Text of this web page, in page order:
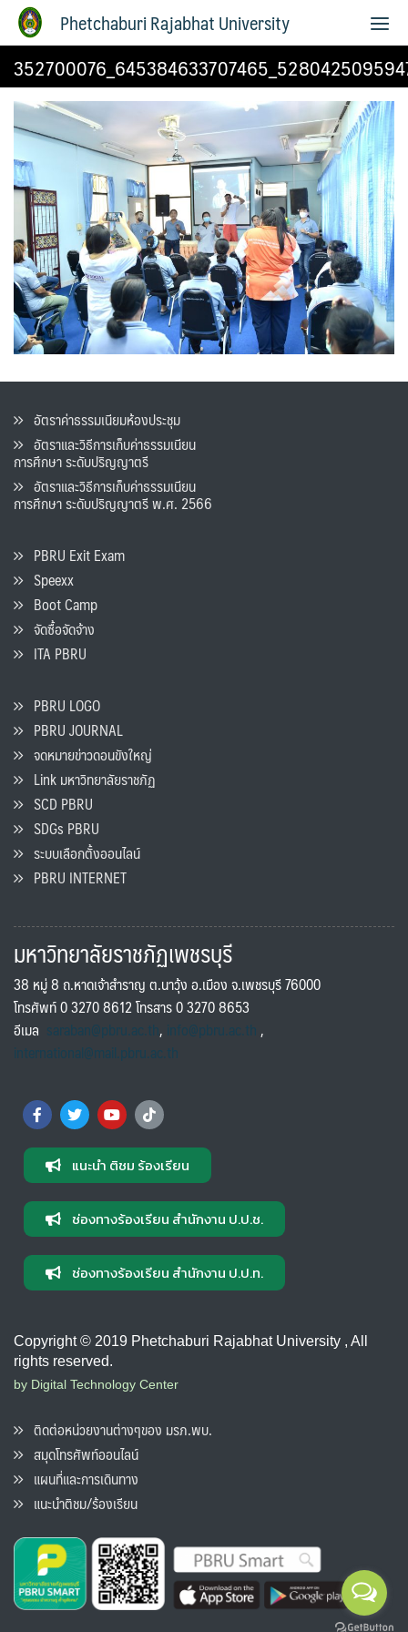
Phetchaburi Rajabhat University
อัตราค่าธรรมเนียมห้องประชุม
อัตราและวิธีการเก็บค่าธรรมเนียน
การศึกษา ระดับปริญญาตรี
อัตราและวิธีการเก็บค่าธรรมเนียน
การศึกษา ระดับปริญญาตรี พ.ศ. 2566
PBRU Exit Exam
Speexx
Boot Camp
จัดซื้อจัดจ้าง
ITA PBRU
PBRU LOGO
PBRU JOURNAL
จดหมายข่าวดอนขังใหญ่
Link มหาวิทยาลัยราชภัฏ
SCD PBRU
SDGs PBRU
ระบบเลือกตั้งออนไลน์
PBRU INTERNET
มหาวิทยาลัยราชภัฏเพชรบุรี
38 หมู่ 8 ถ.หาดเจ้าสำราญ ต.นาวุ้ง อ.เมือง จ.เพชรบุรี 76000
โทรศัพท์ 0 3270 8612 โทรสาร 0 3270 8653
อีเมล saraban@pbru.ac.th, info@pbru.ac.th,
international@mail.pbru.ac.th
แนะนำ ติชม ร้องเรียน
ช่องทางร้องเรียน สำนักงาน ป.ป.ช.
ช่องทางร้องเรียน สำนักงาน ป.ป.ท.
Copyright © 2019 Phetchaburi Rajabhat University , All
rights reserved.
by Digital Technology Center
ติดต่อหน่วยงานต่างๆของ มรภ.พบ.
สมุดโทรศัพท์ออนไลน์
แผนที่และการเดินทาง
แนะนำติชม/ร้องเรียน